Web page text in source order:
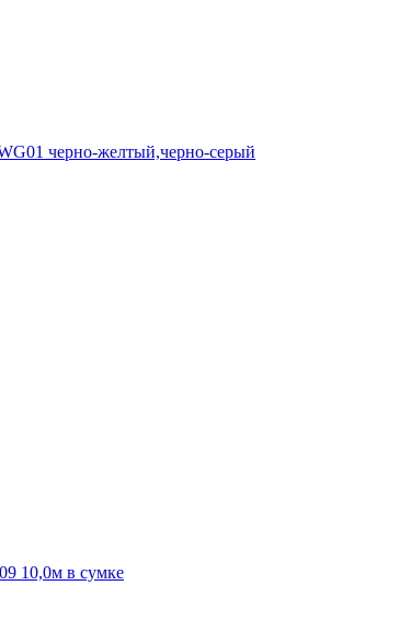
черно-желтый,черно-серый
10,0м в сумке